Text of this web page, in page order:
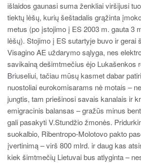
išlaidos gaunasi suma ženkliai viršijusi
tiektų lėšų, kurių šeštadalis grąžinta
metus (po įstojimo į ES 2003 m. gauta 3
lėšų). Stojimo į ES sutartyje buvo ir gerai
Visagino AE uždarymo sąlyga, nes
savikainą dešimtmečius ėjo Lukašenkos
Briuseliui, tačiau mūsų kasmet dabar
nuostoliai eurokomisarams nė motais –
jungtis, tam priešinosi savais kanalais ir
emigracinis balansas – gražūs minus
gali pasakyti V.Stundžio žmonės.
suokalbio, Ribentropo-Molotovo pakto
įvertinimą – virš 800 mlrd. ir daug kas
kiek šimtmečių Lietuvai bus atlyginta –